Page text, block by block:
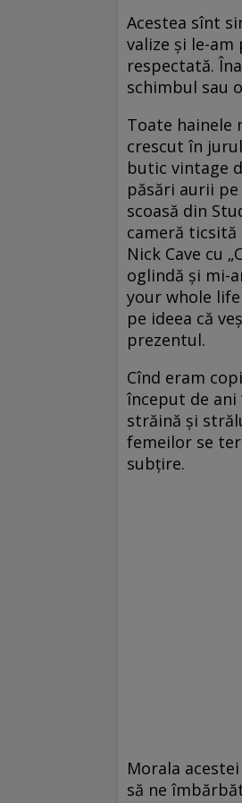
Acestea sînt
valize și le-
respectată.
schimbul sau
Toate hainele
crescut în
butic vintage
păsări aurii
scoasă din
cameră
Nick Cave cu
oglindă și mi-
your whole
pe ideea că
prezentul.
Cînd eram
început de ani
străină și
femeilor se
subțire.
Morala
să ne